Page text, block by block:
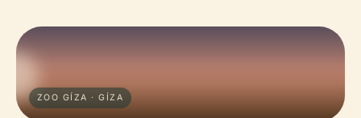
ZOO GÍZA · GÍZA